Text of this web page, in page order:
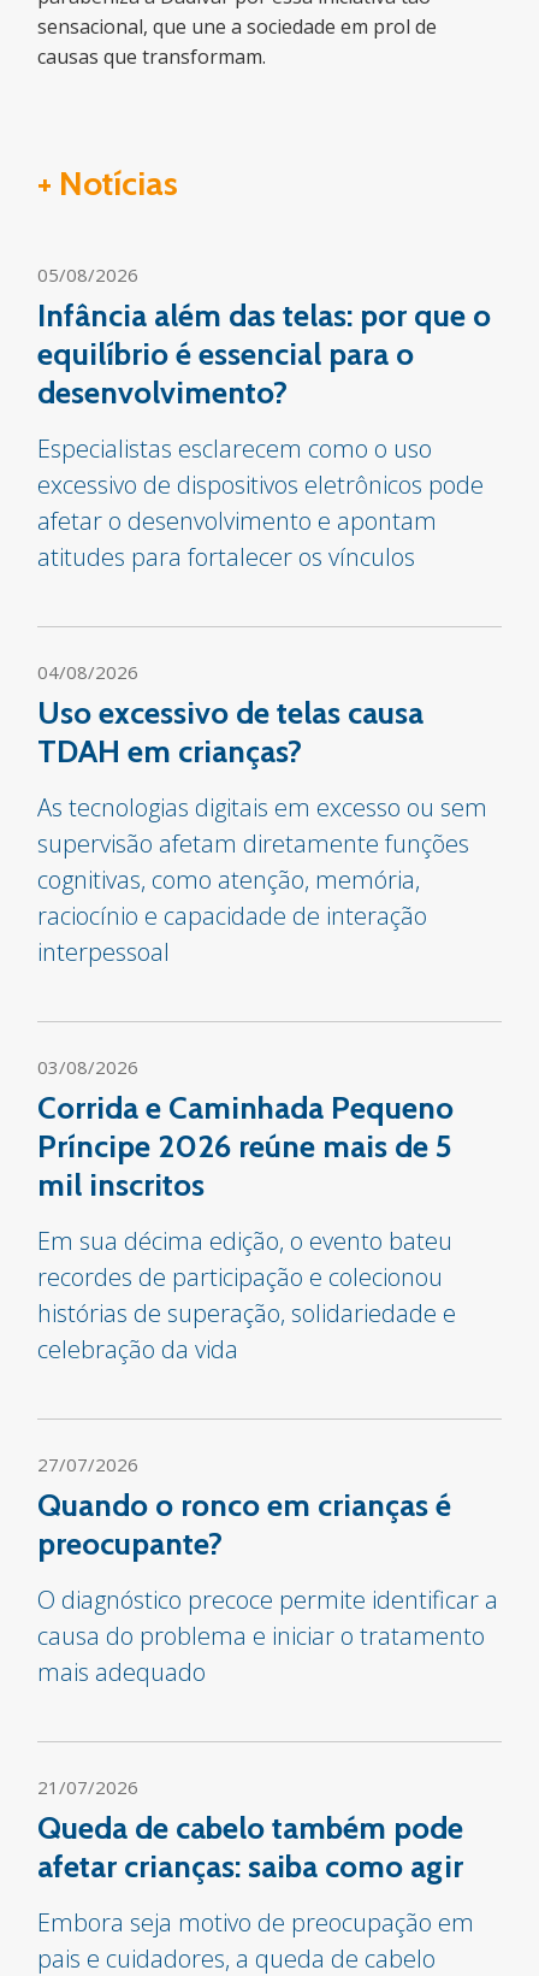
sensacional, que une a sociedade em prol de
causas que transformam.
+ Notícias
05/08/2026
Infância além das telas: por que o
equilíbrio é essencial para o
desenvolvimento?
Especialistas esclarecem como o uso
excessivo de dispositivos eletrônicos pode
afetar o desenvolvimento e apontam
atitudes para fortalecer os vínculos
04/08/2026
Uso excessivo de telas causa
TDAH em crianças?
As tecnologias digitais em excesso ou sem
supervisão afetam diretamente funções
cognitivas, como atenção, memória,
raciocínio e capacidade de interação
interpessoal
03/08/2026
Corrida e Caminhada Pequeno
Príncipe 2026 reúne mais de 5
mil inscritos
Em sua décima edição, o evento bateu
recordes de participação e colecionou
histórias de superação, solidariedade e
celebração da vida
27/07/2026
Quando o ronco em crianças é
preocupante?
O diagnóstico precoce permite identificar a
causa do problema e iniciar o tratamento
mais adequado
21/07/2026
Queda de cabelo também pode
afetar crianças: saiba como agir
Embora seja motivo de preocupação em
pais e cuidadores, a queda de cabelo